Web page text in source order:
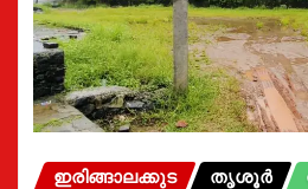
ഇരിങ്ങാലക്കുട തൃശൂർ